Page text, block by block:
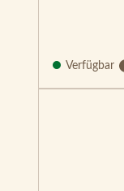
Verfügbar